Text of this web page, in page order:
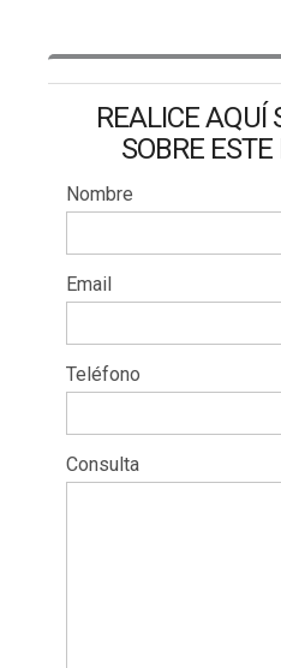
REALICE AQUÍ
SOBRE
Nombre
Email
Teléfono
Consulta